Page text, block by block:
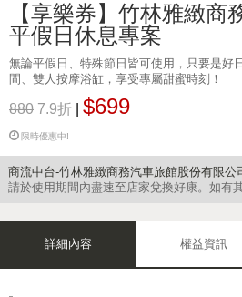
【享樂券】竹林雅緻商
平假日休息專案
無論平假日、特殊節日皆可使用，只要是好
間、雙人按摩浴缸，享受專屬甜蜜時刻！
880 7.9折 $699
限時優惠中!
商流中台-竹林雅緻商務汽車旅館股份有限公
請於使用期間內盡速至店家兌換好康。如有
詳細內容 權益資訊